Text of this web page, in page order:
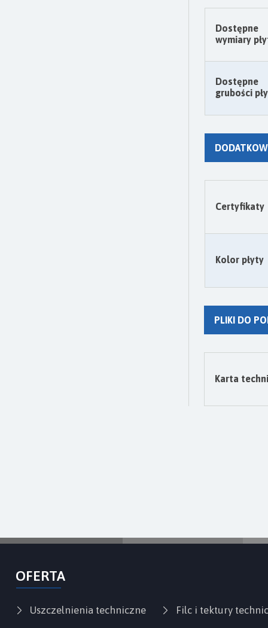
Karta
PLIKI DO
Kolor płyty
Certyfikaty
Dostępne
grubości
Dostępne
wymiary
Filc i tektury
Uszczelnienia techniczne
OFERTA